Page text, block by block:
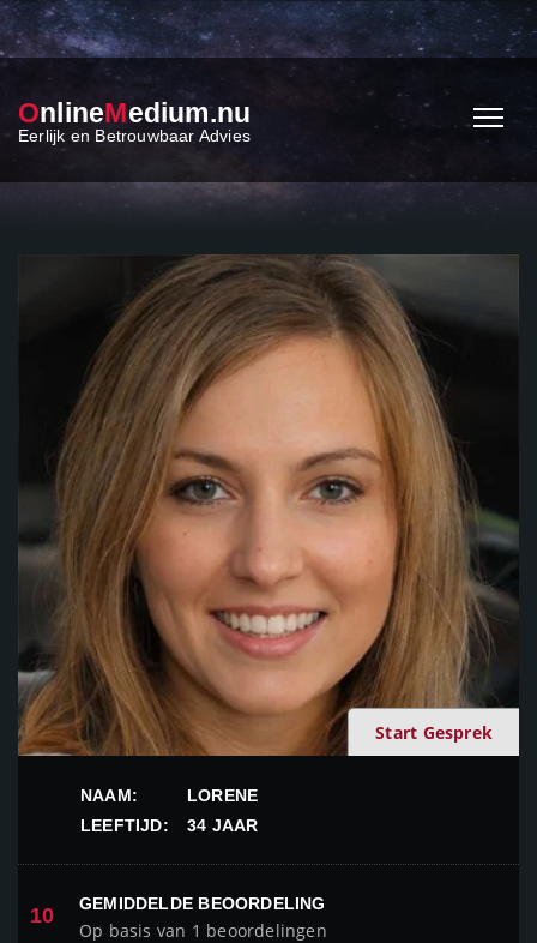
OnlineMedium.nu
Eerlijk en Betrouwbaar Advies
Start Gesprek
NAAM:
LORENE
LEEFTIJD:
34 JAAR
10 GEMIDDELDE BEOORDELING
Op basis van 1 beoordelingen